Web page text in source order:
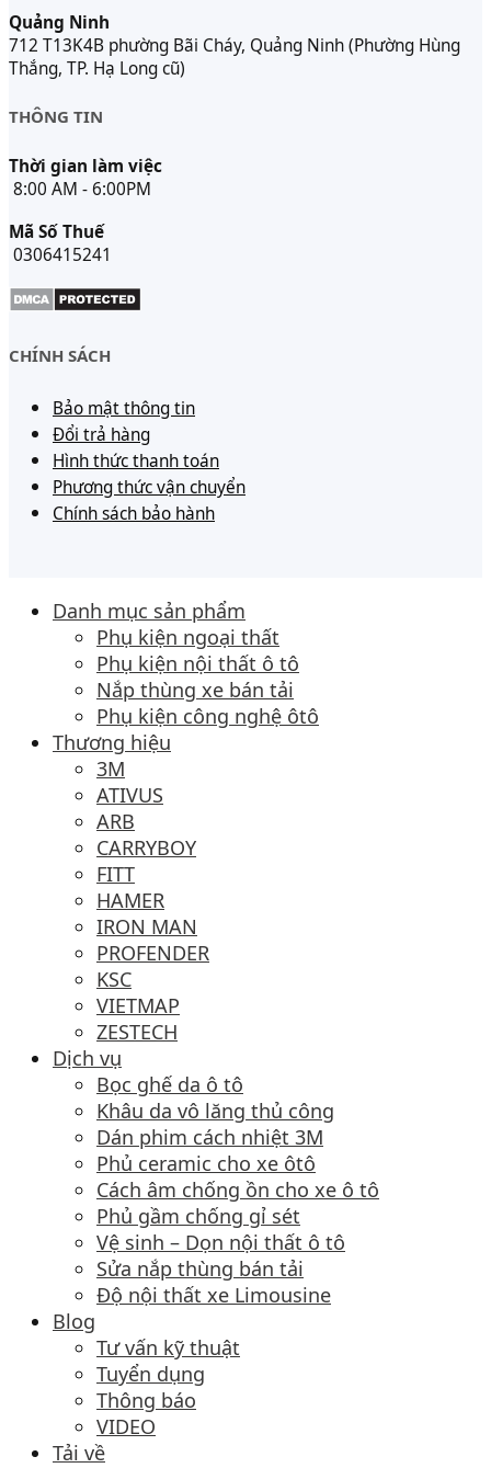
Quảng Ninh
712 T13K4B phường Bãi Cháy, Quảng Ninh (Phường Hùng
Thắng, TP. Hạ Long cũ)
THÔNG TIN
Thời gian làm việc
8:00 AM - 6:00PM
Mã Số Thuế
0306415241
CHÍNH SÁCH
Bảo mật thông tin
Đổi trả hàng
Hình thức thanh toán
Phương thức vận chuyển
Chính sách bảo hành
Danh mục sản phẩm
Phụ kiện ngoại thất
Phụ kiện nội thất ô tô
Nắp thùng xe bán tải
Phụ kiện công nghệ ôtô
Thương hiệu
3M
ATIVUS
ARB
CARRYBOY
FITT
HAMER
IRON MAN
PROFENDER
KSC
VIETMAP
ZESTECH
Dịch vụ
Bọc ghế da ô tô
Khâu da vô lăng thủ công
Dán phim cách nhiệt 3M
Phủ ceramic cho xe ôtô
Cách âm chống ồn cho xe ô tô
Phủ gầm chống gỉ sét
Vệ sinh – Dọn nội thất ô tô
Sửa nắp thùng bán tải
Độ nội thất xe Limousine
Blog
Tư vấn kỹ thuật
Tuyển dụng
Thông báo
VIDEO
Tải về